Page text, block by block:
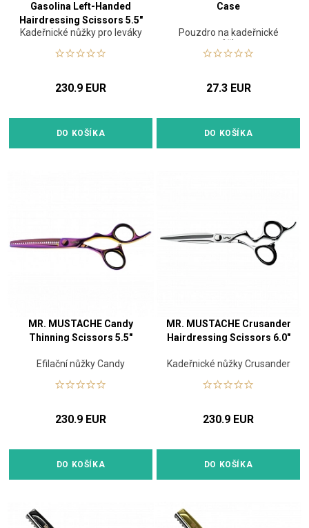
Gasolina Left-Handed
Hairdressing Scissors 5.5"
/ 6.0"
Kadeřnické nůžky pro leváky
230.9 EUR
DO KOŠÍKA
Case
Pouzdro na kadeřnické
nůžky
27.3 EUR
DO KOŠÍKA
MR. MUSTACHE Candy
Thinning Scissors 5.5"
Efilační nůžky Candy
230.9 EUR
DO KOŠÍKA
MR. MUSTACHE Crusander
Hairdressing Scissors 6.0"
Kadeřnické nůžky Crusander
230.9 EUR
DO KOŠÍKA